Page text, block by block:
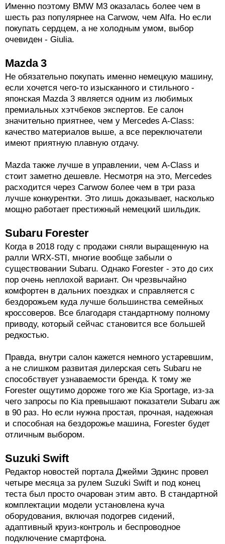
Именно поэтому BMW M3 оказалась более чем в
шесть раз популярнее на Carwow, чем Alfa. Но если
покупать сердцем, а не холодным умом, выбор
очевиден - Giulia.
Mazda 3
Не обязательно покупать именно немецкую машину,
если хочется чего-то изысканного и стильного -
японская Mazda 3 является одним из любимых
премиальных хэтчбеков экспертов. Ее салон
значительно приятнее, чем у Mercedes A-Class:
качество материалов выше, а все переключатели
имеют приятную плавную отдачу.
Mazda также лучше в управлении, чем A-Class и
стоит заметно дешевле. Несмотря на это, Mercedes
расходится через Carwow более чем в три раза
лучше конкурентки. Это лишь доказывает, насколько
мощно работает престижный немецкий шильдик.
Subaru Forester
Когда в 2018 году с продажи сняли выращенную на
ралли WRX-STI, многие вообще забыли о
существовании Subaru. Однако Forester - это до сих
пор очень неплохой вариант. Он чрезвычайно
комфортен в дальних поездках и справляется с
бездорожьем куда лучше большинства семейных
кроссоверов. Все благодаря стандартному полному
приводу, который сейчас становится все большей
редкостью.
Правда, внутри салон кажется немного устаревшим,
а не слишком развитая дилерская сеть Subaru не
способствует узнаваемости бренда. К тому же
Forester ощутимо дороже того же Kia Sportage, из-за
чего запросы по Kia превышают показатели Subaru аж
в 90 раз. Но если нужна простая, прочная, надежная
и способная на бездорожье машина, Forester будет
отличным выбором.
Suzuki Swift
Редактор новостей портала Джейми Эдкинс провел
четыре месяца за рулем Suzuki Swift и под конец
теста был просто очарован этим авто. В стандартной
комплектации модели установлена куча
оборудования, включая подогрев сидений,
адаптивный круиз-контроль и беспроводное
подключение смартфона.